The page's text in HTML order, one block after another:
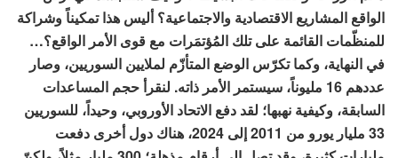
الواقع المشاريع الاقتصادية والاجتماعية؟ أليس هذا تمكيناً وشراكة
للمنظّمات القائمة على تلك المُؤتمَرات مع قوى الأمر الواقع؟…
في النهاية، وكما تكرّس الوضع المتأزّم لملايين السوريين، وصار
عددهم 16 مليوناً، سيستمر الأمر ذاته. لنقرأ حجم المساعدات
السابقة، وكيفية نهبها؛ لقد دفع الاتحاد الأوروبي، وحيداً، للسوريين
33 مليار يورو من 2011 إلى 2024، هناك دول أخرى دفعت